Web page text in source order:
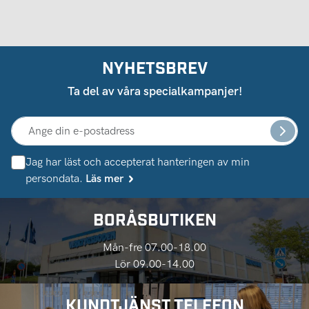
NYHETSBREV
Ta del av våra specialkampanjer!
Jag har läst och accepterat hanteringen av min
persondata. Läs mer
BORÅSBUTIKEN
Mån-fre 07.00-18.00
Lör 09.00-14.00
KUNDTJÄNST TELEFON